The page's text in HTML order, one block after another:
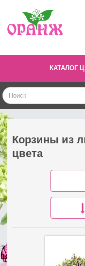
КАТАЛОГ
Корзины из
цвета